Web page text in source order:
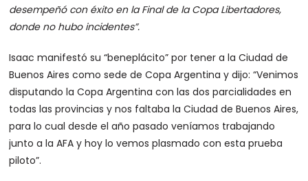
desempeñó con éxito en la Final de la Copa Libertadores,
donde no hubo incidentes”.
Isaac manifestó su “beneplácito” por tener a la Ciudad de
Buenos Aires como sede de Copa Argentina y dijo: “Venimos
disputando la Copa Argentina con las dos parcialidades en
todas las provincias y nos faltaba la Ciudad de Buenos Aires,
para lo cual desde el año pasado veníamos trabajando
junto a la AFA y hoy lo vemos plasmado con esta prueba
piloto”.